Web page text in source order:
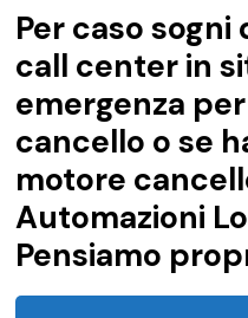
Per caso
call center in
emergenza
cancello o se
motore
Automazioni
Pensiamo